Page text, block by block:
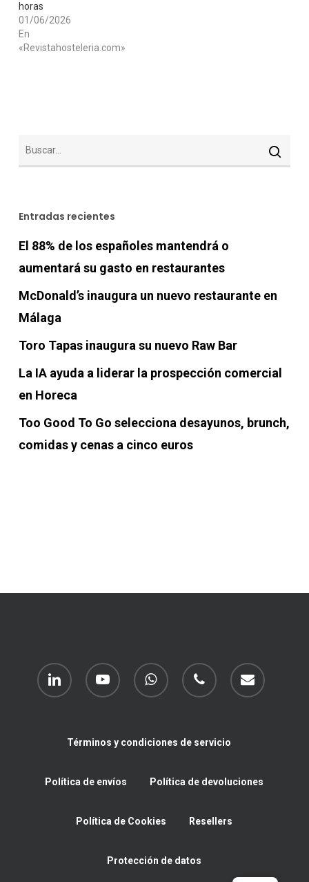
horas
01/06/2026
En
«Revistahosteleria.com»
Entradas recientes
El 88% de los españoles mantendrá o
aumentará su gasto en restaurantes
McDonald’s inaugura un nuevo restaurante en
Málaga
Toro Tapas inaugura su nuevo Raw Bar
La IA ayuda a liderar la prospección comercial
en Horeca
Too Good To Go selecciona desayunos, brunch,
comidas y cenas a cinco euros
linkedin youtube whatsapp phone email
Términos y condiciones de servicio
Política de envíos Política de devoluciones
Política de Cookies Resellers
Protección de datos